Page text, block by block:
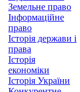
Земельне право
Інформаційне
право
Історія держави і
права
Історія
економіки
Історія України